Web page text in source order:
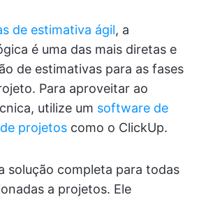
de estimativa ágil, a
é uma das mais diretas e
de estimativas para as fases
Para aproveitar ao
utilize um software de
projetos como o ClickUp.
solução completa para todas
a projetos. Ele